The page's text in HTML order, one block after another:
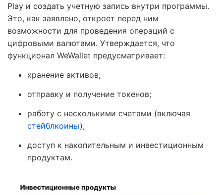
Play и создать учетную запись внутри программы.
Это, как заявлено, откроет перед ним
возможности для проведения операций с
цифровыми валютами. Утверждается, что
функционал WeWallet предусматривает:
хранение активов;
отправку и получение токенов;
работу с несколькими счетами (включая
стейблкоины);
доступ к накопительным и инвестиционным
продуктам.